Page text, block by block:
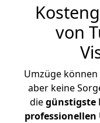
von
Umzüge
aber keine
diegünstigste
professionellen